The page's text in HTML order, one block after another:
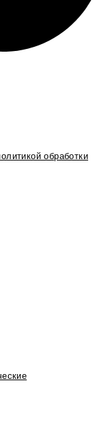
обработки